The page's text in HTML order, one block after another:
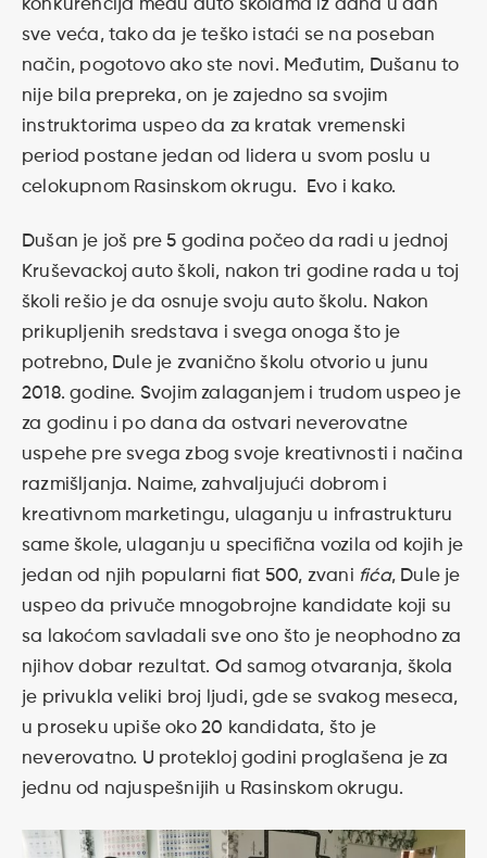
konkurencija među auto školama iz dana u dan
sve veća, tako da je teško istaći se na poseban
način, pogotovo ako ste novi. Međutim, Dušanu to
nije bila prepreka, on je zajedno sa svojim
instruktorima uspeo da za kratak vremenski
period postane jedan od lidera u svom poslu u
celokupnom Rasinskom okrugu. Evo i kako.
Dušan je još pre 5 godina počeo da radi u jednoj
Kruševackoj auto školi, nakon tri godine rada u toj
školi rešio je da osnuje svoju auto školu. Nakon
prikupljenih sredstava i svega onoga što je
potrebno, Dule je zvanično školu otvorio u junu
2018. godine. Svojim zalaganjem i trudom uspeo je
za godinu i po dana da ostvari neverovatne
uspehe pre svega zbog svoje kreativnosti i načina
razmišljanja. Naime, zahvaljujući dobrom i
kreativnom marketingu, ulaganju u infrastrukturu
same škole, ulaganju u specifična vozila od kojih je
jedan od njih popularni fiat 500, zvani fića, Dule je
uspeo da privuče mnogobrojne kandidate koji su
sa lakoćom savladali sve ono što je neophodno za
njihov dobar rezultat. Od samog otvaranja, škola
je privukla veliki broj ljudi, gde se svakog meseca,
u proseku upiše oko 20 kandidata, što je
neverovatno. U protekloj godini proglašena je za
jednu od najuspešnijih u Rasinskom okrugu.